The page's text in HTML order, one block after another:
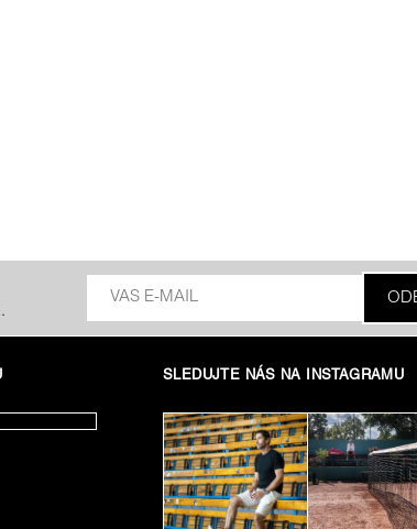
SLEDUJTE NÁS NA INSTAGRAMU